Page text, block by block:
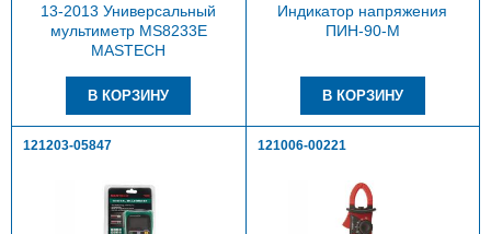
13-2013 Универсальный
мультиметр MS8233E
MASTECH
Индикатор напряжения
ПИН-90-М
121203-05847 121006-00221